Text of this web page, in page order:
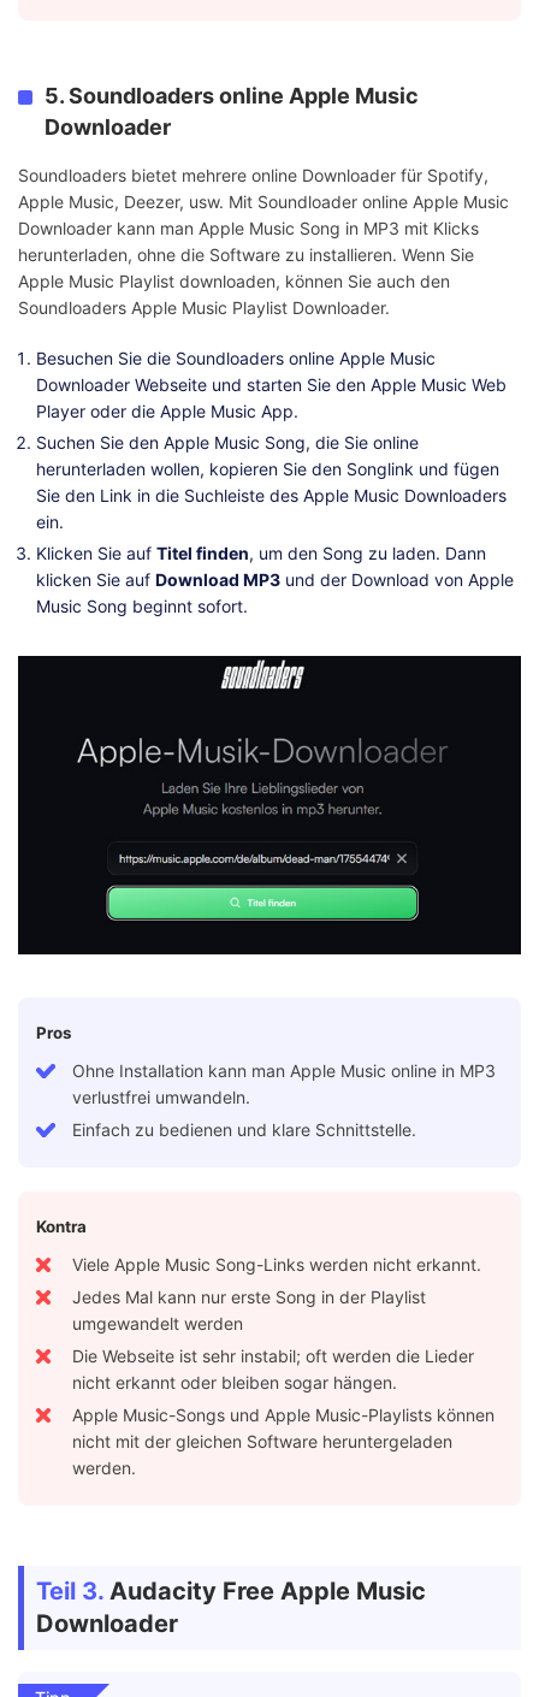
5. Soundloaders online Apple Music
Downloader
Soundloaders bietet mehrere online Downloader für Spotify,
Apple Music, Deezer, usw. Mit Soundloader online Apple Music
Downloader kann man Apple Music Song in MP3 mit Klicks
herunterladen, ohne die Software zu installieren. Wenn Sie
Apple Music Playlist downloaden, können Sie auch den
Soundloaders Apple Music Playlist Downloader.
Besuchen Sie die Soundloaders online Apple Music
Downloader Webseite und starten Sie den Apple Music Web
Player oder die Apple Music App.
Suchen Sie den Apple Music Song, die Sie online
herunterladen wollen, kopieren Sie den Songlink und fügen
Sie den Link in die Suchleiste des Apple Music Downloaders
ein.
Klicken Sie auf Titel finden, um den Song zu laden. Dann
klicken Sie auf Download MP3 und der Download von Apple
Music Song beginnt sofort.
Pros
Ohne Installation kann man Apple Music online in MP3
verlustfrei umwandeln.
Einfach zu bedienen und klare Schnittstelle.
Kontra
Viele Apple Music Song-Links werden nicht erkannt.
Jedes Mal kann nur erste Song in der Playlist
umgewandelt werden
Die Webseite ist sehr instabil; oft werden die Lieder
nicht erkannt oder bleiben sogar hängen.
Apple Music-Songs und Apple Music-Playlists können
nicht mit der gleichen Software heruntergeladen
werden.
Teil 3. Audacity Free Apple Music
Downloader